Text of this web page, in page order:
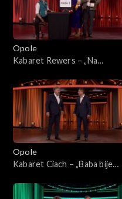
Opole
Kabaret Rewers – „Na
„KabareTYM”
Opole
Kabaret Ciach – „Baba bije
„KabareTYM”